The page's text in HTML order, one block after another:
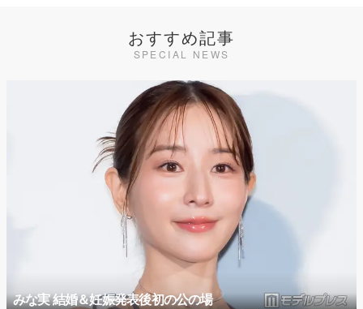
おすすめ記事
SPECIAL NEWS
みな実 結婚＆妊娠発表後初の公の場